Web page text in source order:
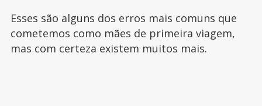
Esses são alguns dos erros mais comuns que
cometemos como mães de primeira viagem,
mas com certeza existem muitos mais.